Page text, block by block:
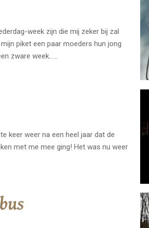
week zijn die mij zeker bij zal
piket een paar moeders hun jong
zware week……
keer weer na een heel jaar dat de
met me mee ging! Het was nu weer